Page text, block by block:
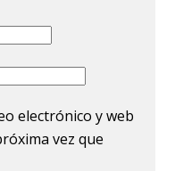
electrónico y web
vez que